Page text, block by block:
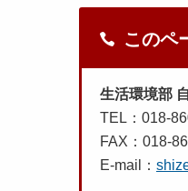
このペ
生活環境部
TEL：018-
FAX：018-
E-mail：